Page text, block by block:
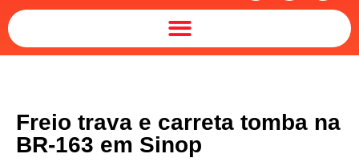
Freio trava e carreta tomba na
BR-163 em Sinop